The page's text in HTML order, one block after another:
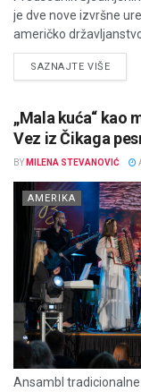
je dve nove izvršne
američko
SAZNAJTE VIŠE
„Mala kuća“ kao
Vez iz Čikaga
BY MILENA STEVANOVIĆ
AMERIKA
Ansambl